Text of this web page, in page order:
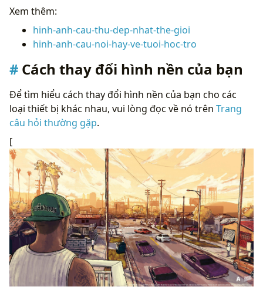
Xem thêm:
hinh-anh-cau-thu-dep-nhat-the-gioi
hinh-anh-cau-noi-hay-ve-tuoi-hoc-tro
Cách thay đổi hình nền của bạn
Để tìm hiểu cách thay đổi hình nền của bạn cho các
loại thiết bị khác nhau, vui lòng đọc về nó trên Trang
câu hỏi thường gặp.
[